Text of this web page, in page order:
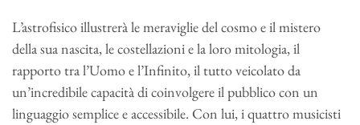
L’astrofisico illustrerà le meraviglie del cosmo e il mistero
della sua nascita, le costellazioni e la loro mitologia, il
rapporto tra l’Uomo e l’Infinito, il tutto veicolato da
un’incredibile capacità di coinvolgere il pubblico con un
linguaggio semplice e accessibile. Con lui, i quattro musicisti